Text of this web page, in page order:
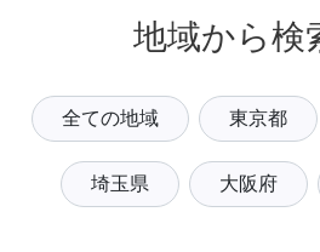
地域から検
全ての地域 東京都
埼玉県 大阪府